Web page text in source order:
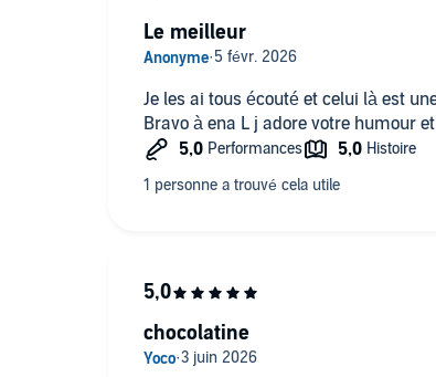
comme ça? Mais qui est donc ... ???
Trop d'interrogations dans ce mini-
tu gères très mal la frustration? Et
nous dévoile vite, la réponse à la
autres romans de l’univers. Sinon…
nous en parler en commentaires
les groupes Facebook :
Je les ai tous écouté et celui là est
Bravo à ena L j adore votre humour
Le meilleur
chocolatine